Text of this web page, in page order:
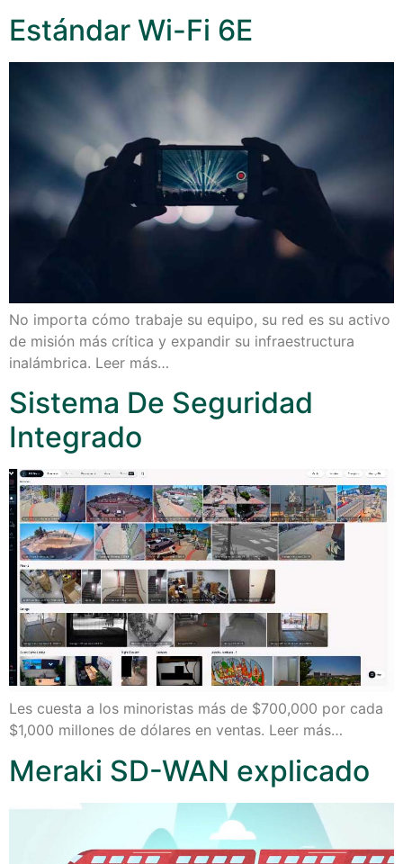
Estándar Wi-Fi 6E
No importa cómo trabaje su equipo, su red es su activo
de misión más crítica y expandir su infraestructura
inalámbrica. Leer más…
Sistema De Seguridad
Integrado
Les cuesta a los minoristas más de $700,000 por cada
$1,000 millones de dólares en ventas. Leer más…
Meraki SD-WAN explicado